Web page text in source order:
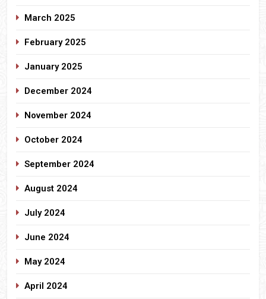
March 2025
February 2025
January 2025
December 2024
November 2024
October 2024
September 2024
August 2024
July 2024
June 2024
May 2024
April 2024